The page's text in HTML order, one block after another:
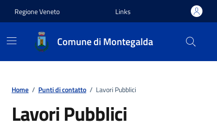
Regione Veneto Links
Comune di Montegalda
Home / Punti di contatto / Lavori Pubblici
Lavori Pubblici